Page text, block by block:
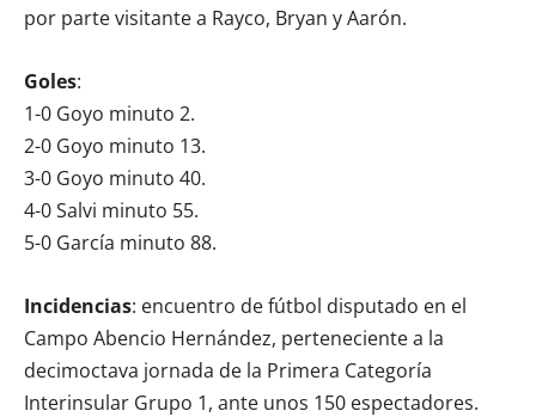
por parte visitante a Rayco, Bryan y Aarón.
Goles:
1-0 Goyo minuto 2.
2-0 Goyo minuto 13.
3-0 Goyo minuto 40.
4-0 Salvi minuto 55.
5-0 García minuto 88.
Incidencias: encuentro de fútbol disputado en el
Campo Abencio Hernández, perteneciente a la
decimoctava jornada de la Primera Categoría
Interinsular Grupo 1, ante unos 150 espectadores.